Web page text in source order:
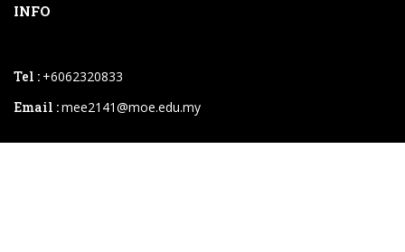
INFO
Tel : +6062320833
Email :mee2141@moe.edu.my